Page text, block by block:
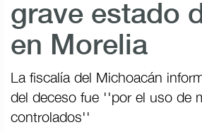
grave estado
en Morelia
La fiscalía del Michoacán
del deceso fue ''por el uso de
controlados''